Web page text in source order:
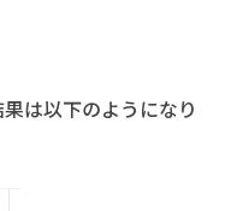
は以下のようになり